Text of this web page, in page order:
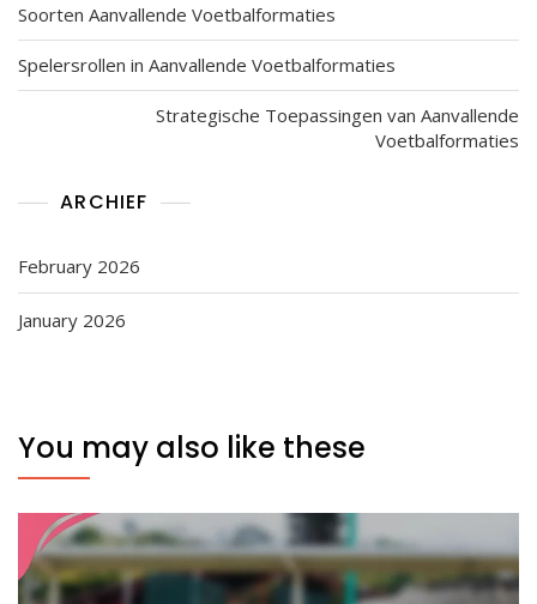
Soorten Aanvallende Voetbalformaties
Spelersrollen in Aanvallende Voetbalformaties
Strategische Toepassingen van Aanvallende
Voetbalformaties
ARCHIEF
February 2026
January 2026
You may also like these